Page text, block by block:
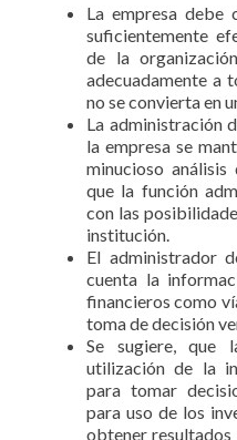
La empresa debe
suficientemente
de la
adecuadamente a
no se convierta en
La administración
la empresa se
minucioso
que la función
con las
institución.
El administrador
cuenta la
financieros como
toma de decisión
Se sugiere, que
utilización de la
para tomar
para uso de los
obtener